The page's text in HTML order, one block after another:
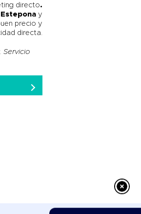
directo.
Estepona y
precio y
directa.
Servicio